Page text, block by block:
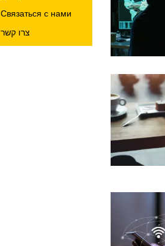
Связаться с нами
צרו קשר